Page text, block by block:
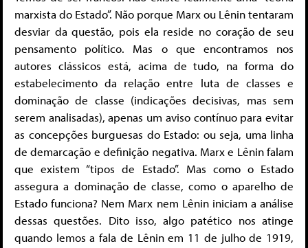
marxista do Estado”. Não porque Marx ou Lênin tentaram
desviar da questão, pois ela reside no coração de seu
pensamento político. Mas o que encontramos nos
autores clássicos está, acima de tudo, na forma do
estabelecimento da relação entre luta de classes e
dominação de classe (indicações decisivas, mas sem
serem analisadas), apenas um aviso contínuo para evitar
as concepções burguesas do Estado: ou seja, uma linha
de demarcação e definição negativa. Marx e Lênin falam
que existem “tipos de Estado”. Mas como o Estado
assegura a dominação de classe, como o aparelho de
Estado funciona? Nem Marx nem Lênin iniciam a análise
dessas questões. Dito isso, algo patético nos atinge
quando lemos a fala de Lênin em 11 de julho de 1919,